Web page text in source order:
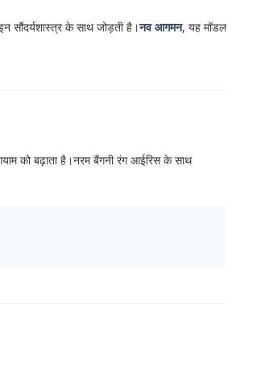
सौंदर्यशास्त्र के साथ जोड़ती है।नव आगमन, यह मॉडल
को बढ़ाता है।नरम बैंगनी रंग आईरिस के साथ